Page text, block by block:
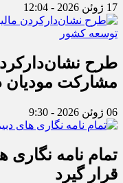
17 ژوئن 2026 - 12:04
طرح
مشارکت مودیان
06 ژوئن 2026 - 9:30
تمام نامه نگاری
قرار گیرد